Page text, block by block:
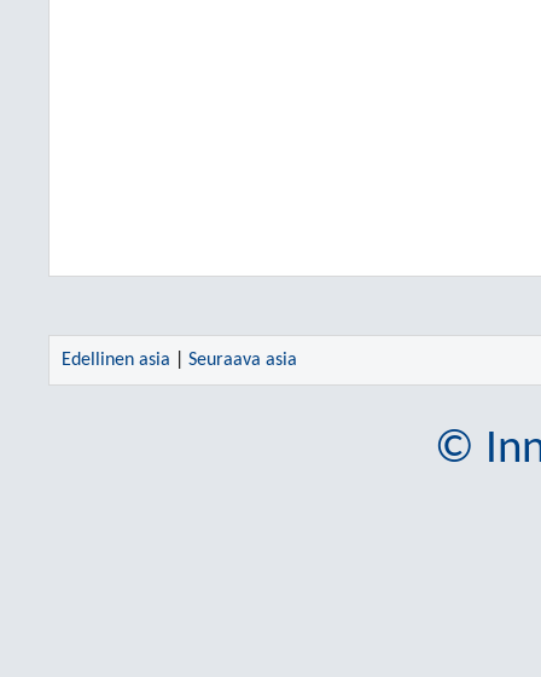
Edellinen asia Seuraava asia
©